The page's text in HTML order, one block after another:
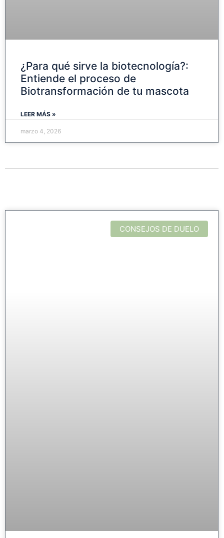
¿Para qué sirve la biotecnología?:
Entiende el proceso de
Biotransformación de tu mascota
LEER MÁS »
marzo 4, 2026
CONSEJOS DE DUELO